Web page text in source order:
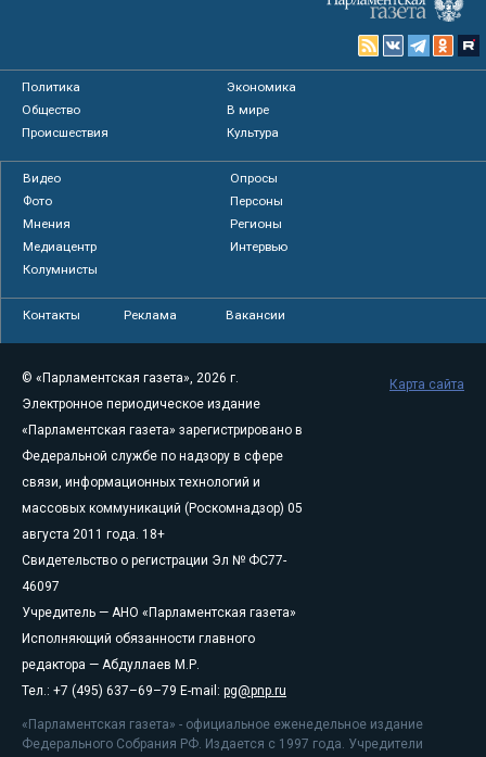
Политика
Экономика
Общество
В мире
Происшествия
Культура
Видео
Опросы
Фото
Персоны
Мнения
Регионы
Медиацентр
Интервью
Колумнисты
Контакты Реклама Вакансии
© «Парламентская газета», 2026 г.
Электронное периодическое издание
«Парламентская газета» зарегистрировано в
Федеральной службе по надзору в сфере
связи, информационных технологий и
массовых коммуникаций (Роскомнадзор) 05
августа 2011 года. 18+
Свидетельство о регистрации Эл № ФС77-
46097
Учредитель — АНО «Парламентская газета»
Исполняющий обязанности главного
редактора — Абдуллаев М.Р.
Тел.: +7 (495) 637–69–79 E-mail: pg@pnp.ru
«Парламентская газета» - официальное еженедельное издание
Федерального Собрания РФ. Издается с 1997 года. Учредители
Карта сайта